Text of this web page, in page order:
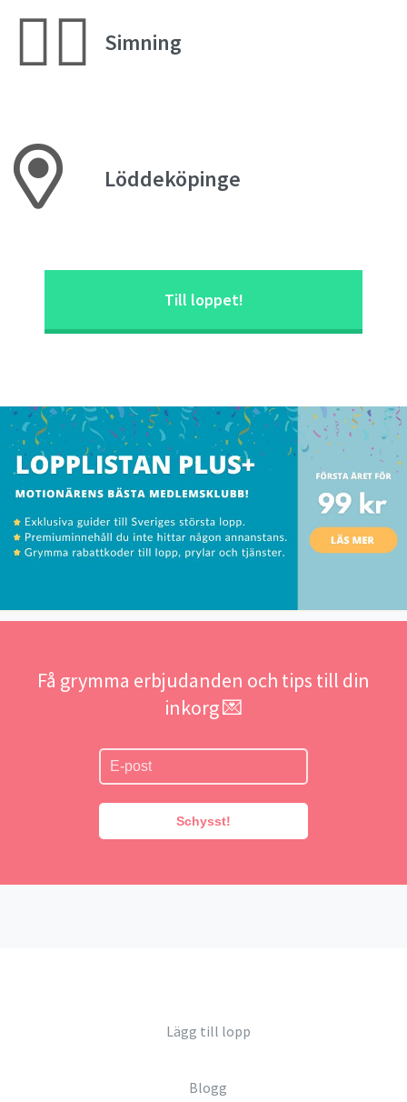
🏊‍♀️ Simning
Löddeköpinge
Till loppet!
Få grymma erbjudanden och tips till din
inkorg 💌
Schysst!
Lägg till lopp
Blogg